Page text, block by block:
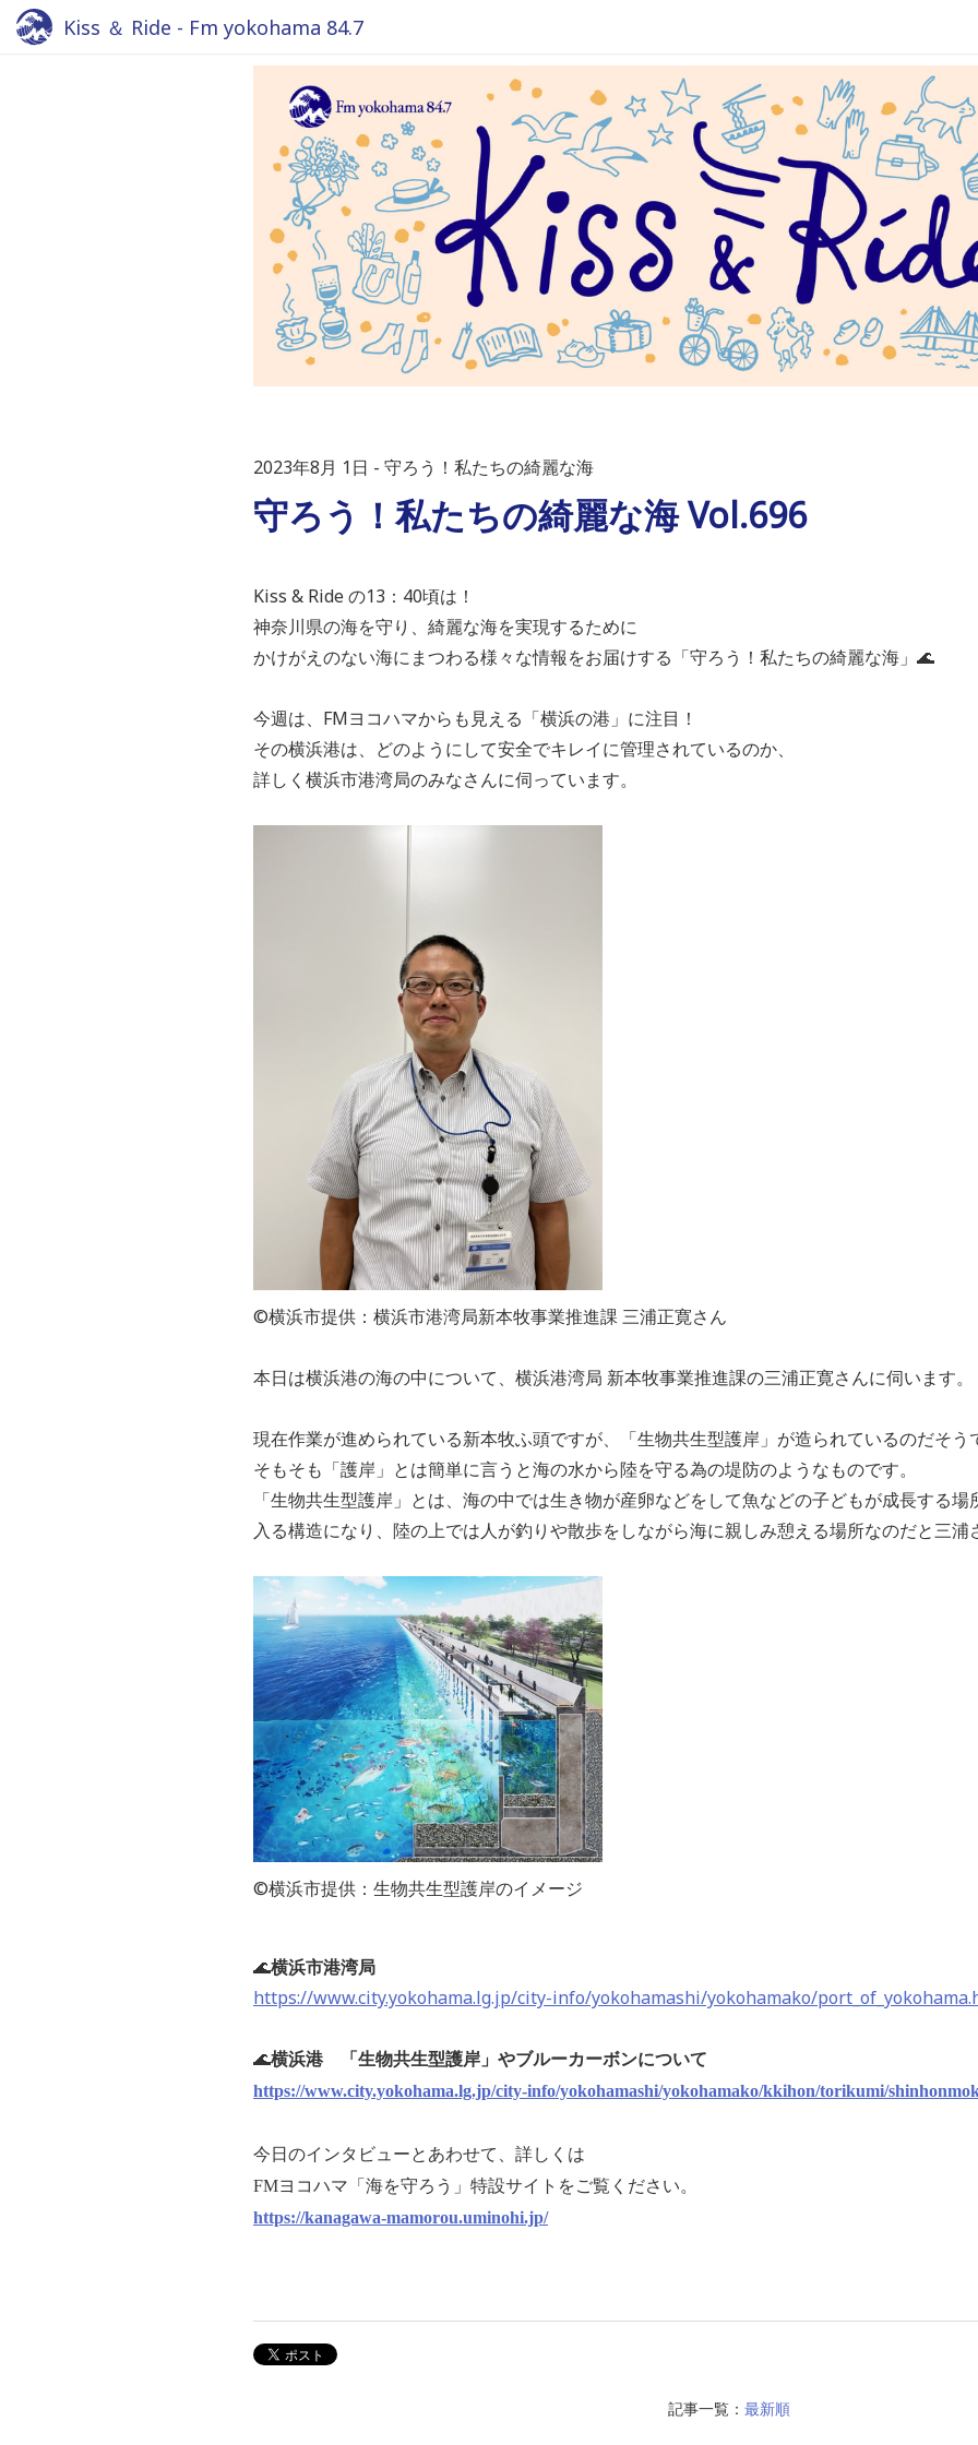
Kiss ＆ Ride - Fm yokohama 84.7
2023年8月 1日 守ろう！私たちの綺麗な海
守ろう！私たちの綺麗な海 Vol.696
Kiss & Ride の13：40頃は！
神奈川県の海を守り、綺麗な海を実現するために
かけがえのない海にまつわる様々な情報をお届けする「守ろう！私たちの綺麗な海」🌊
今週は、FMヨコハマからも見える「横浜の港」に注目！
その横浜港は、どのようにして安全でキレイに管理されているのか、
詳しく横浜市港湾局のみなさんに伺っています。
©横浜市提供：横浜市港湾局新本牧事業推進課 三浦正寛さん
本日は横浜港の海の中について、横浜港湾局 新本牧事業推進課の三浦正寛さんに伺います。
現在作業が進められている新本牧ふ頭ですが、「生物共生型護岸」が造られているのだそう
そもそも「護岸」とは簡単に言うと海の水から陸を守る為の堤防のようなものです。
「生物共生型護岸」とは、海の中では生き物が産卵などをして魚などの子どもが成長する
入る構造になり、陸の上では人が釣りや散歩をしながら海に親しみ憩える場所なのだと三
©横浜市提供：生物共生型護岸のイメージ
🌊横浜市港湾局
https://www.city.yokohama.lg.jp/city-info/yokohamashi/yokohamako/
🌊横浜港 「生物共生型護岸」やブルーカーボンについて
https://www.city.yokohama.lg.jp/city-info/yokohamashi/yokohamako/kkihon/torikumi/
今日のインタビューとあわせて、詳しくは
FMヨコハマ「海を守ろう」特設サイトをご覧ください。
https://kanagawa-mamorou.uminohi.jp/
記事一覧： 最新順